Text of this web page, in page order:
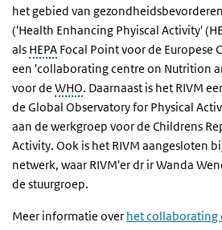
het gebied van
('Health Enhancing Phyiscal Activity'
als HEPA Focal Pointvoor de Europese
een 'collaborating centre on Nutrition
voor de WHO. Daarnaast is het RIVM
de Global Observatory for Physical
aan de werkgroep voor de Childrens
Activity. Ook is het RIVM aangesloten
netwerk, waar RIVM'er dr ir Wanda
de stuurgroep.
Meer informatie over het collaborating